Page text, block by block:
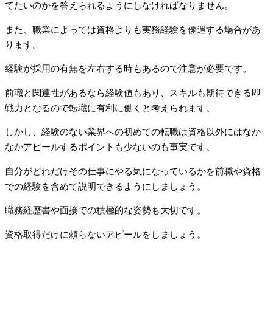
てたいのかを答えられるようにしなければなりません。
また、職業によっては資格よりも実務経験を優遇する場合があ
ります。
経験が採用の有無を左右する時もあるので注意が必要です。
前職と関連性があるなら経験値もあり、スキルも期待できる即
戦力となるので転職に有利に働くと考えられます。
しかし、経験のない業界への初めての転職は資格以外にはなか
なかアピールするポイントも少ないのも事実です。
自分がどれだけその仕事にやる気になっているかを前職や資格
での経験を含めて説明できるようにしましょう。
職務経歴書や面接での積極的な姿勢も大切です。
資格取得だけに頼らないアピールをしましょう。